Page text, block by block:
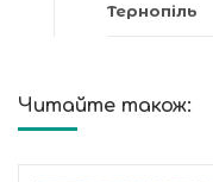
Тернопіль
Читайте також: